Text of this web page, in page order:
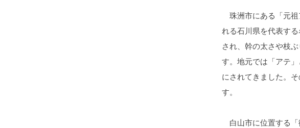
珠洲市にある「元祖
れる石川県を代表す
され、幹の太さや枝
す。地元では「アテ
にされてきました。
す。
白山市に位置する「